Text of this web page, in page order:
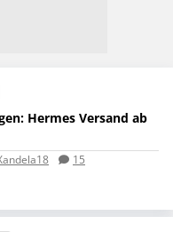
Hermes Versand ab
15